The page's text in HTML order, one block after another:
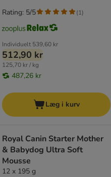
Individuelt 539,60 kr
512,90 kr
125,70 kr / kg
487,26 kr
Rating: 5/5 (1)
Læg i kurv
Royal Canin Starter Mother
& Babydog Ultra Soft
Mousse
12 x 195 g